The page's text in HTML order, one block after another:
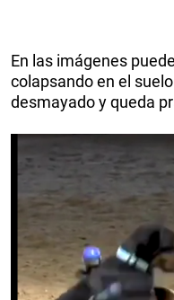
En las imágenes
colapsando en el
desmayado y queda